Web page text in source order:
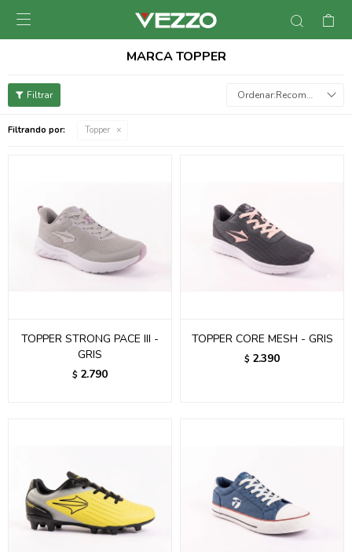

MARCA TOPPER
Recomendados
Filtrando por: Topper
TOPPER STRONG PACE III -
GRIS
$ 2.790
TOPPER CORE MESH - GRIS
$ 2.390